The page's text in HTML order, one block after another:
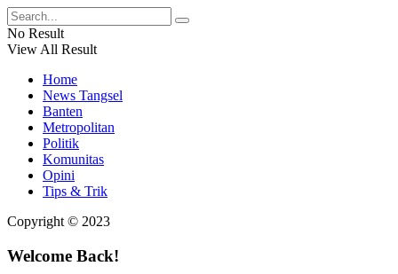
No Result
View All Result
Home
News Tangsel
Banten
Metropolitan
Politik
Komunitas
Opini
Tips & Trik
Copyright © 2023
Welcome Back!